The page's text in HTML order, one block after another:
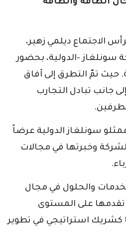
الطاقة والطاقة
الاجتماع ديلمي زهير،
سونلغاز -الدولية، بحضور
حيث تمّ التطرق إلى آفاق
جانب تبادل التجارب
سونلغاز الدولية عرضاً
وخبرتها في مجالات
والحلول في مجال
تقدمها على المستوى
كشريك استراتيجي في تطوير